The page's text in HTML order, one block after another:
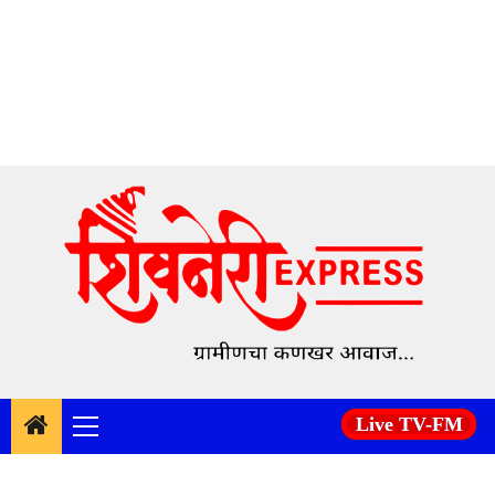
content
Primary
Menu
Live TV-FM